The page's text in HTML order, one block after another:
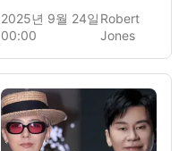
company, experienced a
remarkable ascent of 11%
following the
Labubu Doll series, fueling
optimism about the
company's potential for
2025년 9월 24일
00:00
Robert
Jones